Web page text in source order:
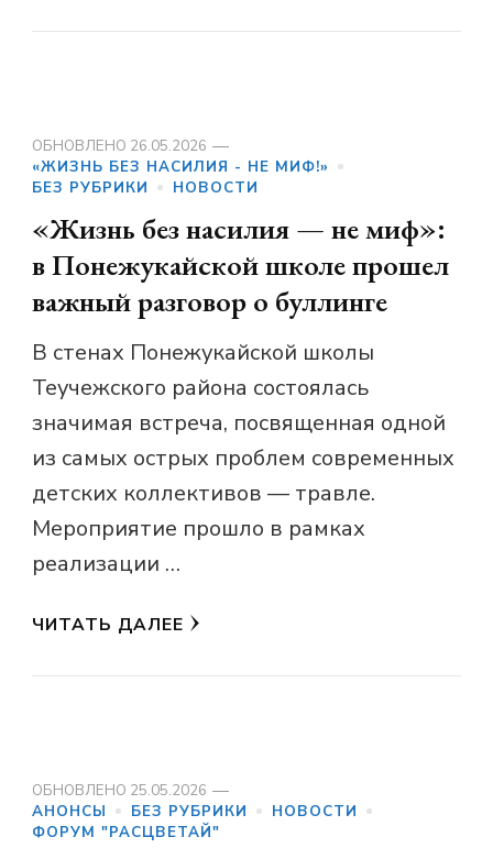
ОБНОВЛЕНО 26.05.2026
«ЖИЗНЬ БЕЗ НАСИЛИЯ - НЕ МИФ!»
БЕЗ РУБРИКИ
НОВОСТИ
«Жизнь без насилия — не миф»:
в Понежукайской школе прошел
важный разговор о буллинге
В стенах Понежукайской школы
Теучежского района состоялась
значимая встреча, посвященная одной
из самых острых проблем современных
детских коллективов — травле.
Мероприятие прошло в рамках
реализации …
ЧИТАТЬ ДАЛЕЕ
ОБНОВЛЕНО 25.05.2026
АНОНСЫ
БЕЗ РУБРИКИ
НОВОСТИ
ФОРУМ "РАСЦВЕТАЙ"